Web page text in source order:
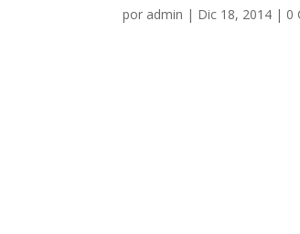
por admin | Dic 18, 2014 | 0